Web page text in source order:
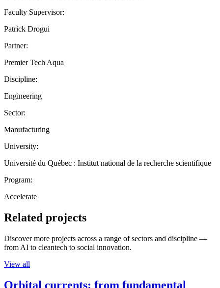
Faculty Supervisor:
Patrick Drogui
Partner:
Premier Tech Aqua
Discipline:
Engineering
Sector:
Manufacturing
University:
Université du Québec : Institut national de la recherche scientifique
Program:
Accelerate
Related projects
Discover more projects across a range of sectors and discipline —
from AI to cleantech to social innovation.
View all
Orbital currents: from fundamental